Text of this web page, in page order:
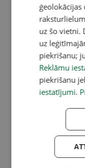
ģeolokācijas
uz šo vietni.
uz
piekrišanu;
Reklāmu
piekrišanu
iestatījumi.